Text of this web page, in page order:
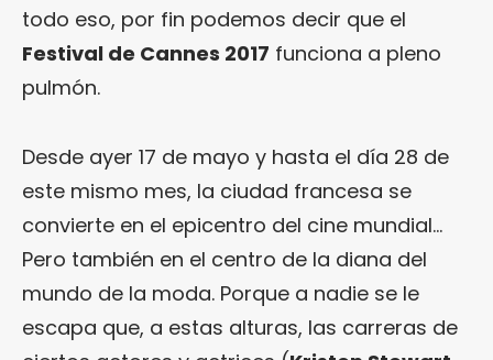
todo eso, por fin podemos decir que el
Festival de Cannes 2017 funciona a pleno
pulmón.
Desde ayer 17 de mayo y hasta el día 28 de
este mismo mes, la ciudad francesa se
convierte en el epicentro del cine mundial…
Pero también en el centro de la diana del
mundo de la moda. Porque a nadie se le
escapa que, a estas alturas, las carreras de